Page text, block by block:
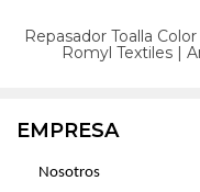
Repasador Toalla
Romyl Textiles|
EMPRESA
Nosotros